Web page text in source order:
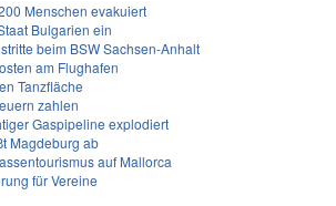
Menschen evakuiert
Bulgarien ein
beim BSW Sachsen-Anhalt
am Flughafen
Tanzfläche
zahlen
Gaspipeline explodiert
Magdeburg ab
auf Mallorca
für Vereine